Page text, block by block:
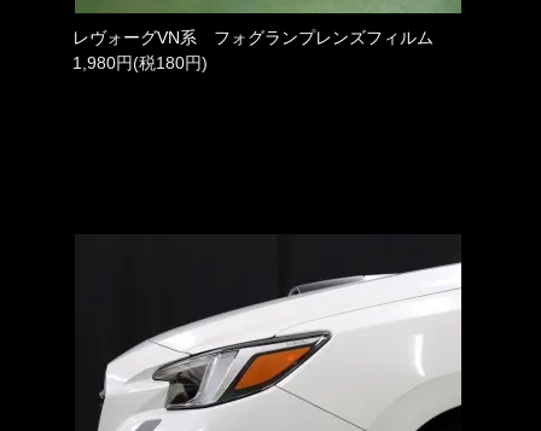
レヴォーグVN系 フォグランプレンズフィルム
1,980円(税180円)